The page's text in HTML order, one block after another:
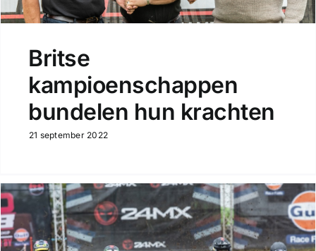
Britse
kampioenschappen
bundelen hun krachten
21 september 2022